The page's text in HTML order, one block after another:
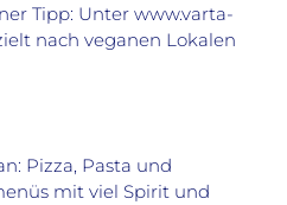
Tipp: Unter www.varta-
nach veganen Lokalen
Pizza, Pasta und
mit viel Spirit und